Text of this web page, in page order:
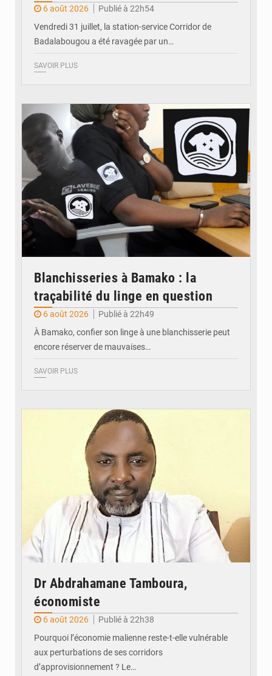
6 août 2026
Publié à 22h54
Vendredi 31 juillet, la station-service Corridor de
Badalabougou a été ravagée par un…
SAVOIR PLUS
Blanchisseries à Bamako : la
traçabilité du linge en question
6 août 2026
Publié à 22h49
À Bamako, confier son linge à une blanchisserie peut
encore réserver de mauvaises…
SAVOIR PLUS
Dr Abdrahamane Tamboura,
économiste
6 août 2026
Publié à 22h38
Pourquoi l’économie malienne reste-t-elle vulnérable
aux perturbations de ses corridors
d’approvisionnement ? Le…